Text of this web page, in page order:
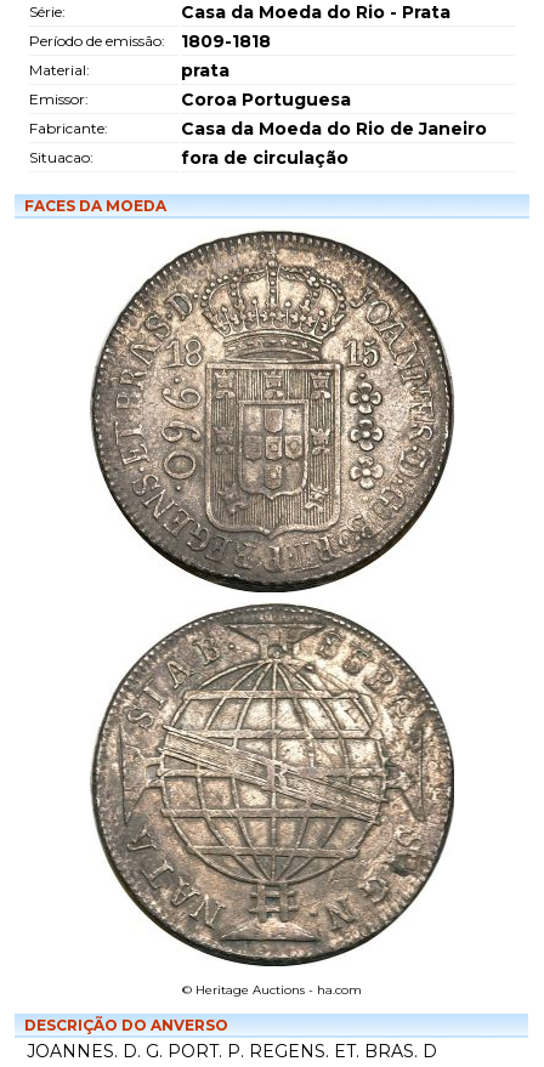
Série: Casa da Moeda do Rio - Prata
Período de emissão: 1809-1818
Material: prata
Emissor: Coroa Portuguesa
Fabricante: Casa da Moeda do Rio de Janeiro
Situacao: fora de circulação
FACES DA MOEDA
© Heritage Auctions - ha.com
DESCRIÇÃO DO ANVERSO
JOANNES. D. G. PORT. P. REGENS. ET. BRAS. D